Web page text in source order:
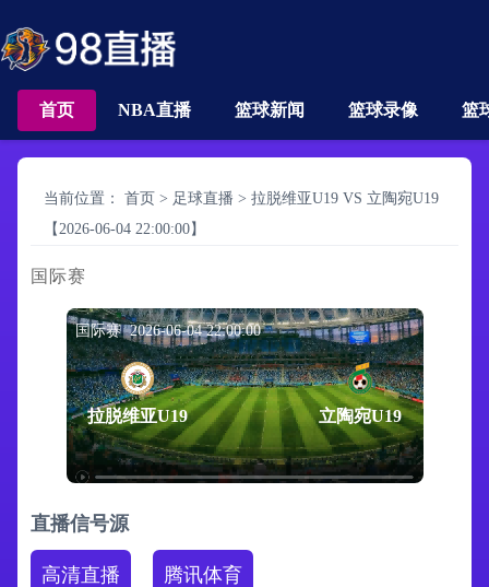
首页 NBA直播 篮球新闻 篮球录像 篮
当前位置： 首页 > 足球直播 > 拉脱维亚U19 VS 立陶宛U19
【2026-06-04 22:00:00】
国际赛
国际赛 2026-06-04 22:00:00
拉脱维亚U19 立陶宛U19
直播信号源
高清直播 腾讯体育